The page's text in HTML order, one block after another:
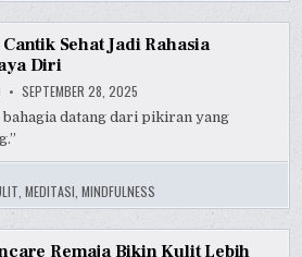
Sehat Jadi Rahasia
Diri
SEPTEMBER 28, 2025
bahagia datang dari pikiran yang
,MEDITASI ,MINDFULNESS
Remaja Bikin Kulit Lebih